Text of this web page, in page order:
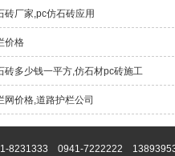
砖厂家,pc仿石砖应用
价格
砖多少钱一平方,仿石材pc砖施工
网价格,道路护栏公司
8231333 0941-7222222